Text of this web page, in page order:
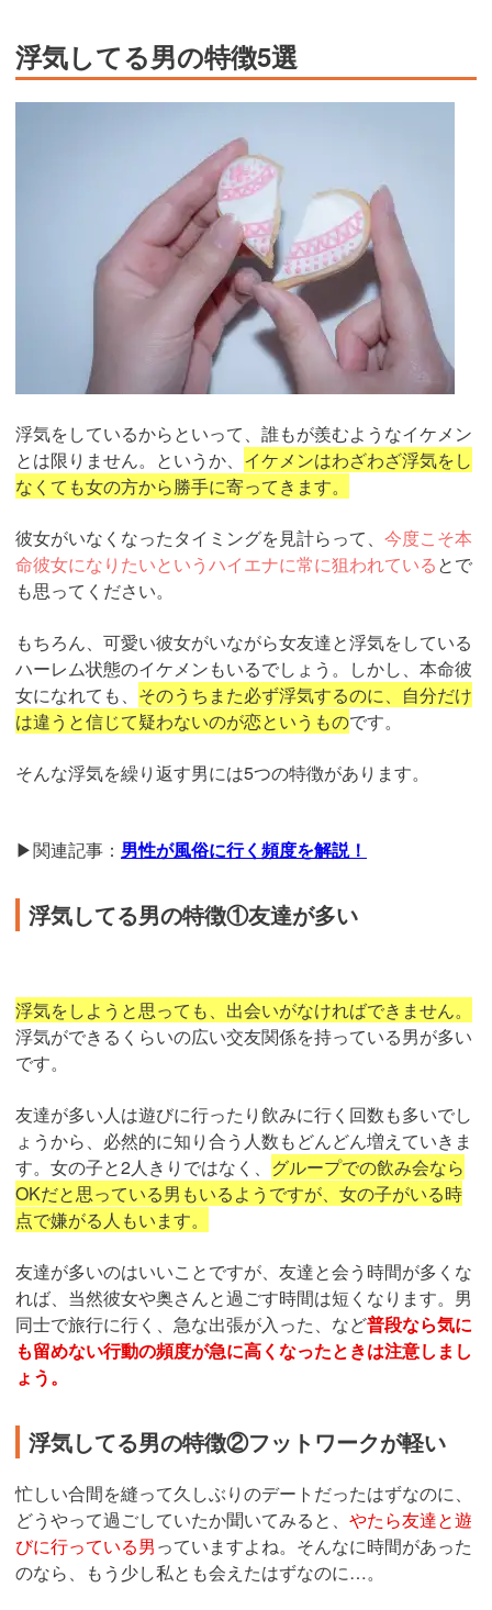
浮気してる男の特徴5選
浮気をしているからといって、誰もが羨むようなイケメン
とは限りません。というか、 イケメンはわざわざ浮気をし
なくても女の方から勝手に寄ってきます。
彼女がいなくなったタイミングを見計らって、 今度こそ本
命彼女になりたいというハイエナに常に狙われているとで
も思ってください。
もちろん、可愛い彼女がいながら女友達と浮気をしている
ハーレム状態のイケメンもいるでしょう。しかし、本命彼
女になれても、 そのうちまた必ず浮気するのに、自分だけ
は違うと信じて疑わないのが恋というものです。
そんな浮気を繰り返す男には5つの特徴があります。
▶関連記事： 男性が風俗に行く頻度を解説！
浮気してる男の特徴①友達が多い
浮気をしようと思っても、出会いがなければできません。
浮気ができるくらいの広い交友関係を持っている男が多い
です。
友達が多い人は遊びに行ったり飲みに行く回数も多いでし
ょうから、必然的に知り合う人数もどんどん増えていきま
す。女の子と2人きりではなく、 グループでの飲み会なら
OKだと思っている男もいるようですが、女の子がいる時
点で嫌がる人もいます。
友達が多いのはいいことですが、友達と会う時間が多くな
れば、当然彼女や奥さんと過ごす時間は短くなります。男
同士で旅行に行く、急な出張が入った、など普段なら気に
も留めない行動の頻度が急に高くなったときは注意しまし
ょう。
浮気してる男の特徴②フットワークが軽い
忙しい合間を縫って久しぶりのデートだったはずなのに、
どうやって過ごしていたか聞いてみると、 やたら友達と遊
びに行っている男っていますよね。そんなに時間があった
のなら、もう少し私とも会えたはずなのに…。